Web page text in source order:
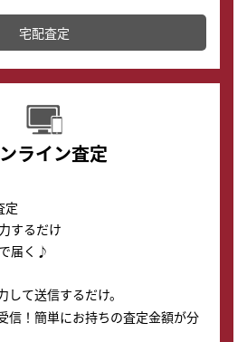
査定・買取に出すことが可能で
宅配査定
ライン査定
定
するだけ
届く♪
て送信するだけ。
信！簡単にお持ちの査定金額が分